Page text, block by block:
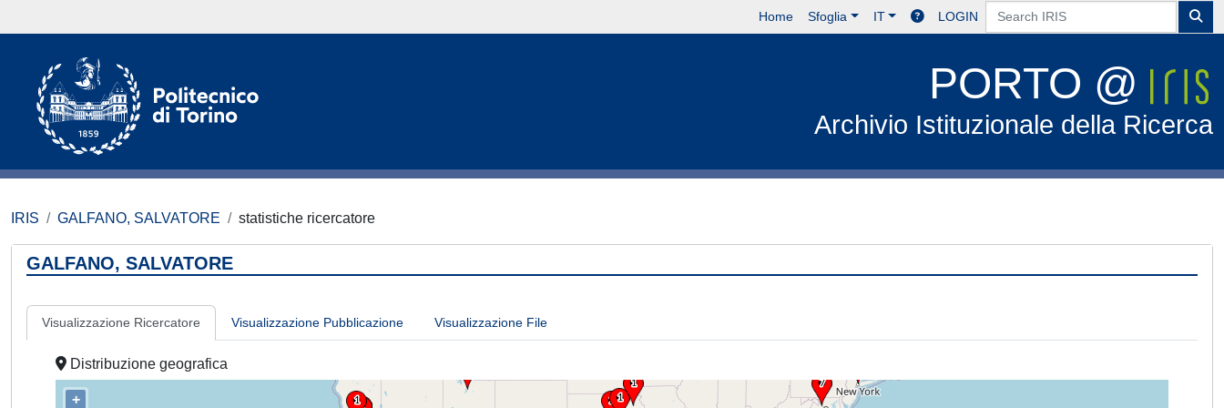
Home Sfoglia IT LOGIN
PORTO @
Archivio Istituzionale della Ricerca
IRIS GALFANO, SALVATORE statistiche ricercatore
GALFANO, SALVATORE
Visualizzazione Ricercatore Visualizzazione Pubblicazione Visualizzazione File
Distribuzione geografica
+